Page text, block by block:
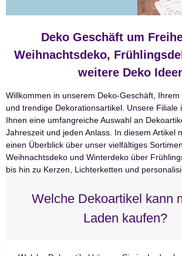
Deko Geschäft um
Weihnachtsdeko,
weitere Deko
Willkommen in unserem Deko-Geschäft,
und trendige Dekorationsartikel. Unsere Filiale
Ihnen eine umfangreiche Auswahl an
Jahreszeit und jeden Anlass. In diesem Artikel
einen Überblick über unser vielfältiges
Weihnachtsdeko und Winterdeko über
bis hin zu Kerzen, Lichterketten und
Welche Dekoartikel kann
Laden kaufen?